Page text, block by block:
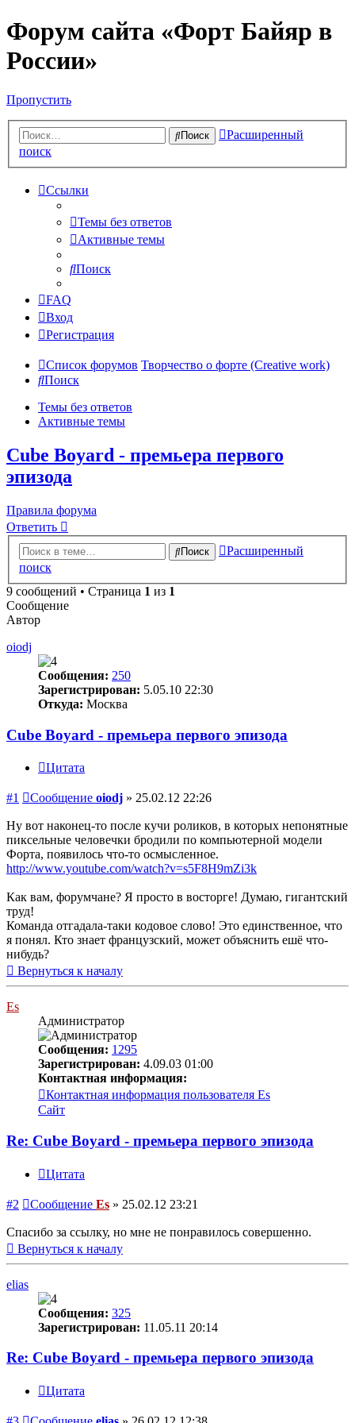
Форум сайта «Форт Байяр в
России»
Пропустить
Поиск
Расширенный
поиск
Ссылки
Темы без ответов
Активные темы
Поиск
FAQ
Вход
Регистрация
Список форумов Творчество о форте (Creative work)
Поиск
Темы без ответов
Активные темы
Cube Boyard - премьера первого
эпизода
Правила форума
Ответить
Поиск
Расширенный
поиск
9 сообщений • Страница 1 из 1
Сообщение
Автор
oiodj
Сообщения: 250
Зарегистрирован: 5.05.10 22:30
Откуда: Москва
Cube Boyard - премьера первого эпизода
Цитата
#1 Сообщение oiodj » 25.02.12 22:26
Ну вот наконец-то после кучи роликов, в которых непонятные
пиксельные человечки бродили по компьютерной модели
Форта, появилось что-то осмысленное.
http://www.youtube.com/watch?v=s5F8H9mZi3k
Как вам, форумчане? Я просто в восторге! Думаю, гигантский
труд!
Команда отгадала-таки кодовое слово! Это единственное, что
я понял. Кто знает французский, может объяснить ешё что-
нибудь?
Вернуться к началу
Es
Администратор
Сообщения: 1295
Зарегистрирован: 4.09.03 01:00
Контактная информация:
Контактная информация пользователя Es
Сайт
Re: Cube Boyard - премьера первого эпизода
Цитата
#2 Сообщение Es » 25.02.12 23:21
Спасибо за ссылку, но мне не понравилось совершенно.
Вернуться к началу
elias
Сообщения: 325
Зарегистрирован: 11.05.11 20:14
Re: Cube Boyard - премьера первого эпизода
Цитата